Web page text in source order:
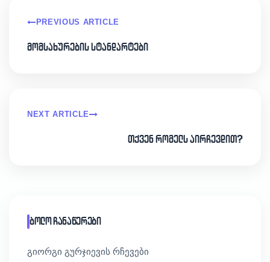
PREVIOUS ARTICLE
მომსახურების სტანდარტები
NEXT ARTICLE
თქვენ რომელს აირჩევდით?
ბოლო ჩანაწერები
გიორგი გურჯიევის რჩევები